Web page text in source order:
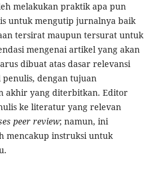
melakukan praktik apa pun
untuk mengutip jurnalnya baik
tersirat maupun tersurat untuk
mengenai artikel yang akan
dibuat atas dasar relevansi
dengan tujuan
akhir yang diterbitkan. Editor
ke literatur yang relevan
peer review; namun, ini
mencakup instruksi untuk